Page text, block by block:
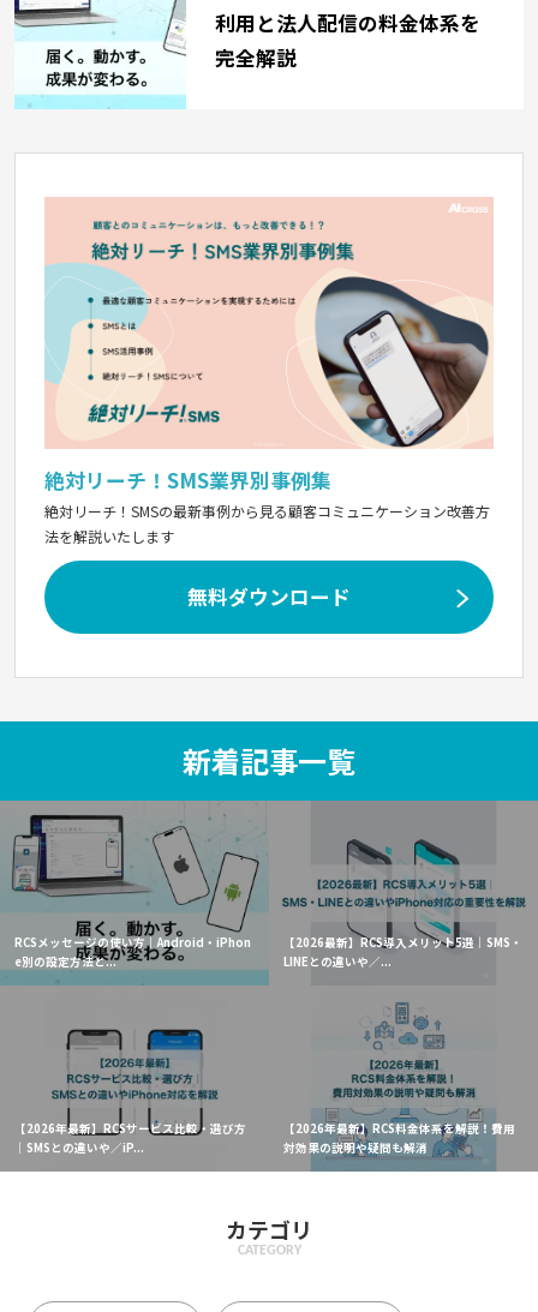
利用と法人配信の料金体系を
完全解説
絶対リーチ！SMS業界別事例集
絶対リーチ！SMSの最新事例から見る顧客コミュニケーション改善方
法を解説いたします
無料ダウンロード
新着記事一覧
RCSメッセージの使い方｜Android・iPhon
e別の設定方法と...
【2026最新】RCS導入メリット5選｜SMS・
LINEとの違いや／...
【2026年最新】RCSサービス比較・選び方
｜SMSとの違いや／iP...
【2026年最新】RCS料金体系を解説！費用
対効果の説明や疑問も解消
カテゴリ
CATEGORY